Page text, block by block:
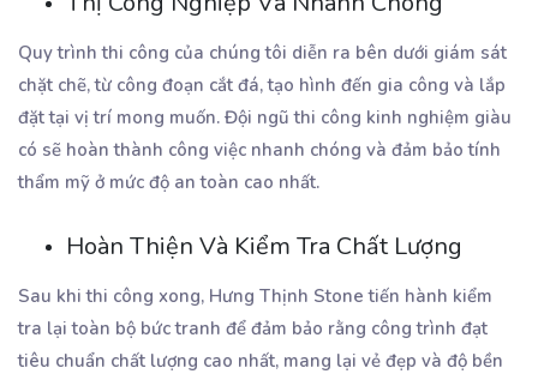
Quy trình thi công của chúng tôi diễn ra bên dưới giám sát
chặt chẽ, từ công đoạn cắt đá, tạo hình đến gia công và lắp
đặt tại vị trí mong muốn. Đội ngũ thi công kinh nghiệm giàu
có sẽ hoàn thành công việc nhanh chóng và đảm bảo tính
thẩm mỹ ở mức độ an toàn cao nhất.
Hoàn Thiện Và Kiểm Tra Chất Lượng
Sau khi thi công xong, Hưng Thịnh Stone tiến hành kiểm
tra lại toàn bộ bức tranh để đảm bảo rằng công trình đạt
tiêu chuẩn chất lượng cao nhất, mang lại vẻ đẹp và độ bền